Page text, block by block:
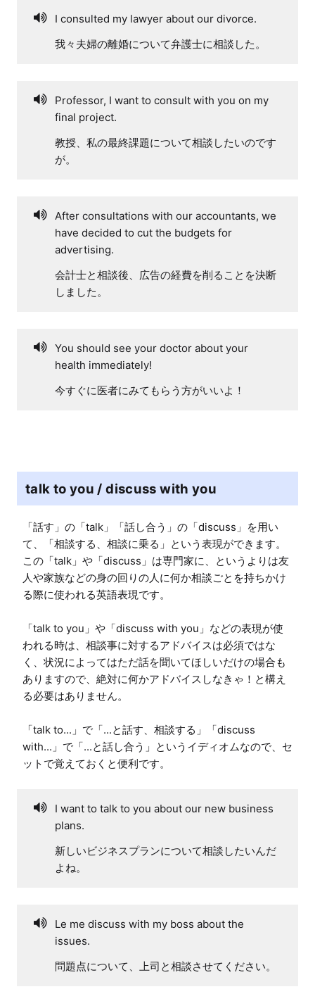
I consulted my lawyer about our divorce.
我々夫婦の離婚について弁護士に相談した。
Professor, I want to consult with you on my
final project.
教授、私の最終課題について相談したいのです
が。
After consultations with our accountants, we
have decided to cut the budgets for
advertising.
会計士と相談後、広告の経費を削ることを決断
しました。
You should see your doctor about your
health immediately!
今すぐに医者にみてもらう方がいいよ！
talk to you / discuss with you
「話す」の「talk」「話し合う」の「discuss」を用い
て、「相談する、相談に乗る」という表現ができます。
この「talk」や「discuss」は専門家に、というよりは友
人や家族などの身の回りの人に何か相談ごとを持ちかけ
る際に使われる英語表現です。
「talk to you」や「discuss with you」などの表現が使
われる時は、相談事に対するアドバイスは必須ではな
く、状況によってはただ話を聞いてほしいだけの場合も
ありますので、絶対に何かアドバイスしなきゃ！と構え
る必要はありません。
「talk to...」で「...と話す、相談する」「discuss
with...」で「...と話し合う」というイディオムなので、セ
ットで覚えておくと便利です。
I want to talk to you about our new business
plans.
新しいビジネスプランについて相談したいんだ
よね。
Le me discuss with my boss about the
issues.
問題点について、上司と相談させてください。